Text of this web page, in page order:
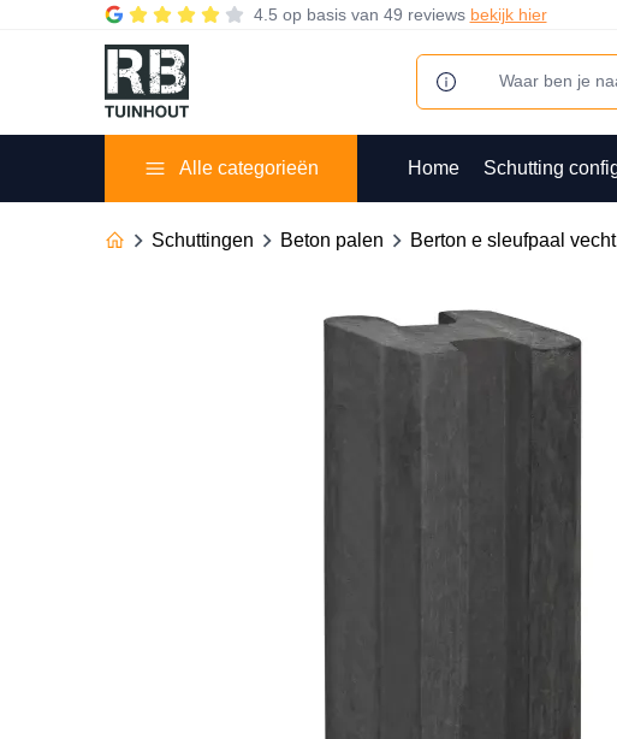
4.5 op basis van 49 reviews bekijk hier
Alle categorieën Home Schutting
Schuttingen Beton palen Berton e sleufpaal